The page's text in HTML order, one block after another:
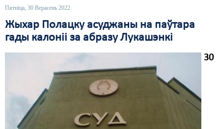
Пятніца, 30 Верасень 2022
Жыхар Полацку асуджаны на паўтара
гады калоніі за абразу Лукашэнкі
30
Суд
Сьмяротнае пакараньне
Правы працоўных
Сацыяльныя правы